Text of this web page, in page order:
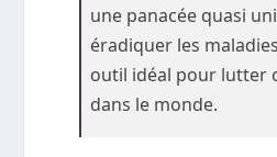
une panacée quasi
éradiquer les
outil idéal pour lutter
dans le monde.